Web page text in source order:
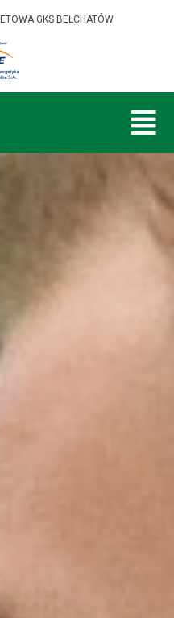
GKS BEŁCHATÓW